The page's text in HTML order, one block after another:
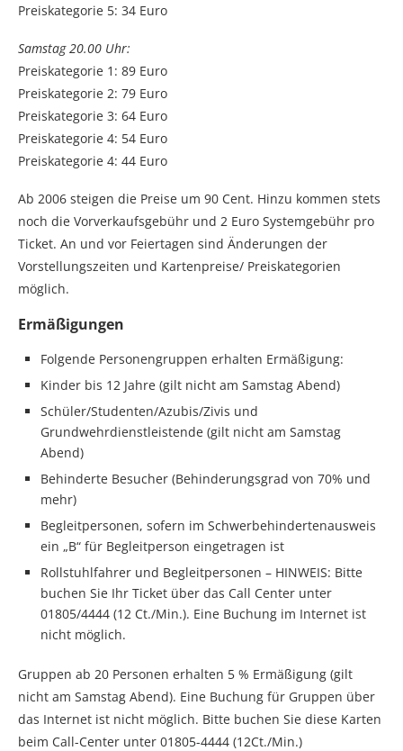
Preiskategorie 5: 34 Euro
Samstag 20.00 Uhr:
Preiskategorie 1: 89 Euro
Preiskategorie 2: 79 Euro
Preiskategorie 3: 64 Euro
Preiskategorie 4: 54 Euro
Preiskategorie 4: 44 Euro
Ab 2006 steigen die Preise um 90 Cent. Hinzu kommen stets
noch die Vorverkaufsgebühr und 2 Euro Systemgebühr pro
Ticket. An und vor Feiertagen sind Änderungen der
Vorstellungszeiten und Kartenpreise/ Preiskategorien
möglich.
Ermäßigungen
Folgende Personengruppen erhalten Ermäßigung:
Kinder bis 12 Jahre (gilt nicht am Samstag Abend)
Schüler/Studenten/Azubis/Zivis und
Grundwehrdienstleistende (gilt nicht am Samstag
Abend)
Behinderte Besucher (Behinderungsgrad von 70% und
mehr)
Begleitpersonen, sofern im Schwerbehindertenausweis
ein „B“ für Begleitperson eingetragen ist
Rollstuhlfahrer und Begleitpersonen – HINWEIS: Bitte
buchen Sie Ihr Ticket über das Call Center unter
01805/4444 (12 Ct./Min.). Eine Buchung im Internet ist
nicht möglich.
Gruppen ab 20 Personen erhalten 5 % Ermäßigung (gilt
nicht am Samstag Abend). Eine Buchung für Gruppen über
das Internet ist nicht möglich. Bitte buchen Sie diese Karten
beim Call-Center unter 01805-4444 (12Ct./Min.)